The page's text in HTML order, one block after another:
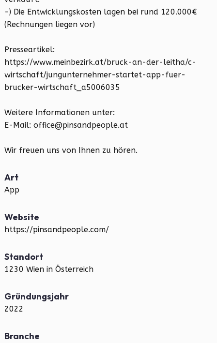
-) Die Entwicklungskosten lagen bei rund 120.000€
(Rechnungen liegen vor)
Presseartikel:
https://www.meinbezirk.at/bruck-an-der-leitha/c-
wirtschaft/jungunternehmer-startet-app-fuer-
brucker-wirtschaft_a5006035
Weitere Informationen unter:
E-Mail: office@pinsandpeople.at
Wir freuen uns von Ihnen zu hören.
Art
App
Website
https://pinsandpeople.com/
Standort
1230 Wien in Österreich
Gründungsjahr
2022
Branche